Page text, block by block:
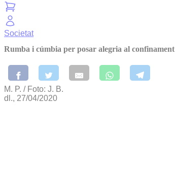
Societat
Rumba i cúmbia per posar alegria al confinament
M. P. / Foto: J. B.
dl., 27/04/2020